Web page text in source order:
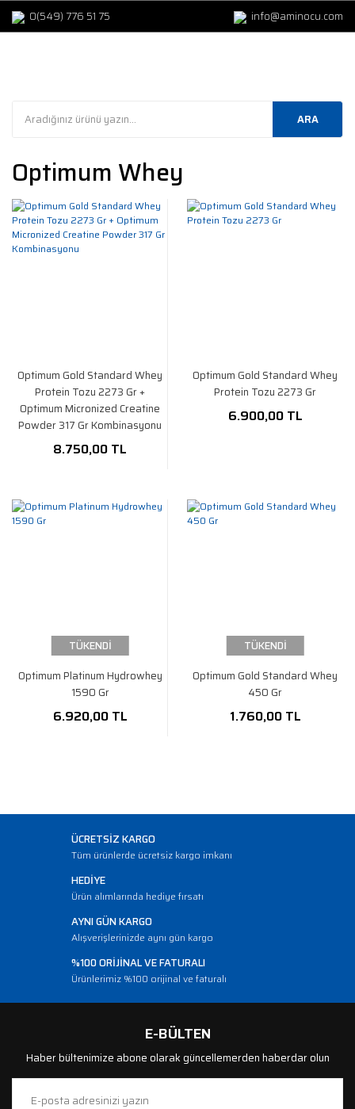
0(549) 776 51 75 info@aminocu.com
ARA
Optimum Whey
Optimum Gold Standard Whey
Protein Tozu 2273 Gr +
Optimum Micronized Creatine
Powder 317 Gr Kombinasyonu
8.750,00 TL
Optimum Gold Standard Whey
Protein Tozu 2273 Gr
6.900,00 TL
TÜKENDİ
Optimum Platinum Hydrowhey
1590 Gr
6.920,00 TL
TÜKENDİ
Optimum Gold Standard Whey
450 Gr
1.760,00 TL
ÜCRETSİZ KARGO
Tüm ürünlerde ücretsiz kargo imkanı
HEDİYE
Ürün alımlarında hediye fırsatı
AYNI GÜN KARGO
Alışverişlerinizde aynı gün kargo
%100 ORİJİNAL VE FATURALI
Ürünlerimiz %100 orijinal ve faturalı
E-BÜLTEN
Haber bültenimize abone olarak güncellemerden haberdar olun